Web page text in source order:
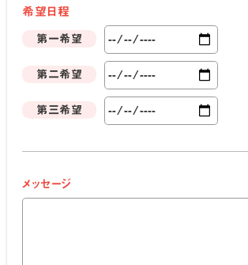
希望日程
第一希望
第二希望
第三希望
メッセージ